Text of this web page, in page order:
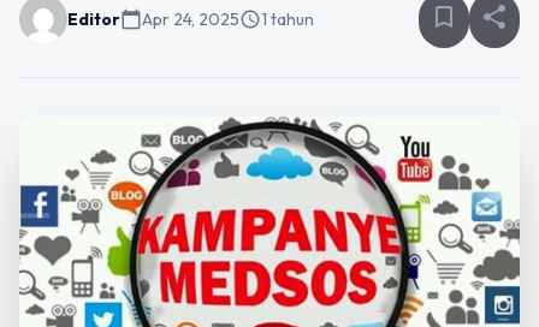
Editorcalendar_todayApr 24, 2025schedule1 tahun bookmark_border share